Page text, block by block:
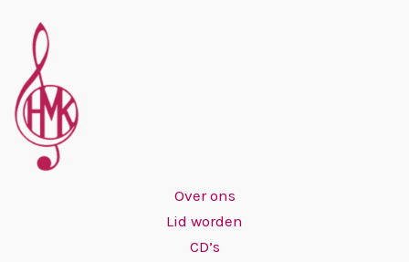
Over ons
Lid worden
CD’s